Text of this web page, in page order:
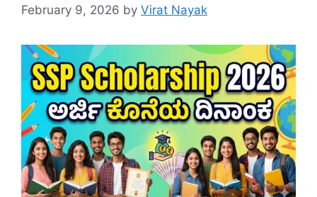
February 9, 2026 by Virat Nayak